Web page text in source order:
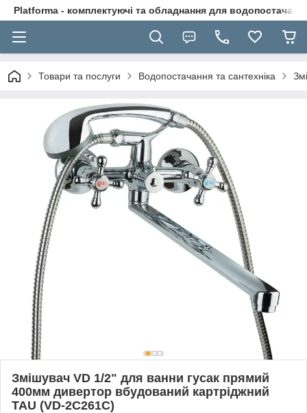
Platforma - комплектуючі та обладнання для
Товари та послуги Водопостачання та сантехніка
Змішувач VD 1/2" для ванни гусак прямий
400мм дивертор вбудований картріджний
TAU (VD-2C261C)